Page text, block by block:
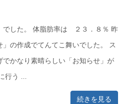
した。 体脂肪率は ２３．８％ 昨
の作成でてんてこ舞いでした。 ス
でかなり素晴らしい「お知らせ」が
行う ...
続きを見る